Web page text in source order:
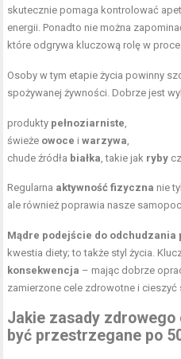
skutecznie pomaga kontrolować
energii. Ponadto nie można
które odgrywa kluczową rolę w
Osoby w tym etapie życia powinny
spożywanej żywności. Dobrze jest
produkty pełnoziarniste,
świeże owoce iwarzywa,
chude źródła białka, takie jak ryby
Regularna aktywność fizyczna nie
ale również poprawia nasze
Mądre podejście do odchudzania
kwestia diety; to także styl życia.
konsekwencja – mając dobrze
zamierzone cele zdrowotne i cieszyć
Jakie zasady
być przestrzegane po